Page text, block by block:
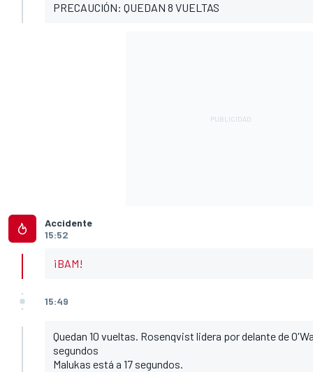
PRECAUCIÓN: QUEDAN 8 VUELTAS
Accidente
15:52
¡BAM!
15:49
Quedan 10 vueltas. Rosenqvist lidera por delante de
segundos
Malukas está a 17 segundos.